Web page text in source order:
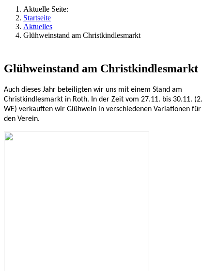
Aktuelle Seite:
Startseite
Aktuelles
Glühweinstand am Christkindlesmarkt
Glühweinstand am Christkindlesmarkt
Auch dieses Jahr beteiligten wir uns mit einem Stand am
Christkindlesmarkt in Roth. In der Zeit vom 27.11. bis 30.11. (2.
WE) verkauften wir Glühwein in verschiedenen Variationen für
den Verein.